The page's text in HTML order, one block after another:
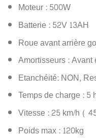
Moteur : 500W
Batterie : 52V 13AH
Roue avant arrière
Amortisseurs : Avant
Etanchéité: NON,
Temps de charge : 5
Vitesse : 25 km/h (
Poids max : 120kg